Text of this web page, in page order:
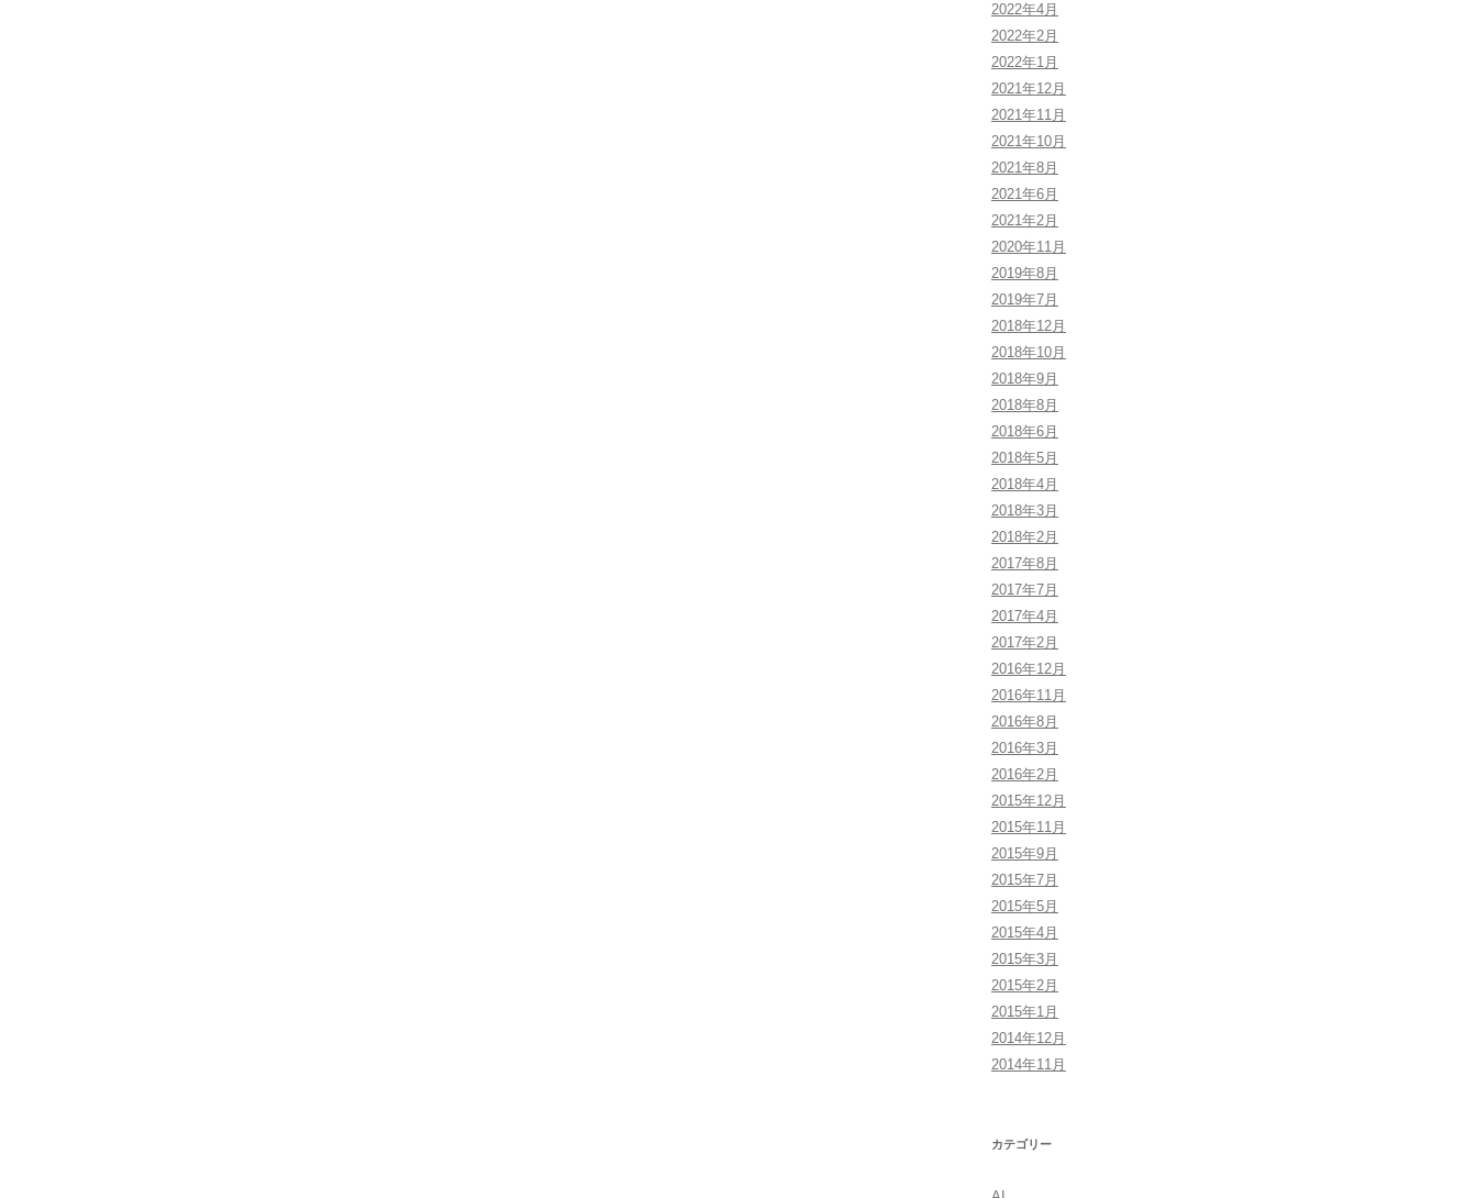
2022年4月
2022年2月
2022年1月
2021年12月
2021年11月
2021年10月
2021年8月
2021年6月
2021年2月
2020年11月
2019年8月
2019年7月
2018年12月
2018年10月
2018年9月
2018年8月
2018年6月
2018年5月
2018年4月
2018年3月
2018年2月
2017年8月
2017年7月
2017年4月
2017年2月
2016年12月
2016年11月
2016年8月
2016年3月
2016年2月
2015年12月
2015年11月
2015年9月
2015年7月
2015年5月
2015年4月
2015年3月
2015年2月
2015年1月
2014年12月
2014年11月
カテゴリー